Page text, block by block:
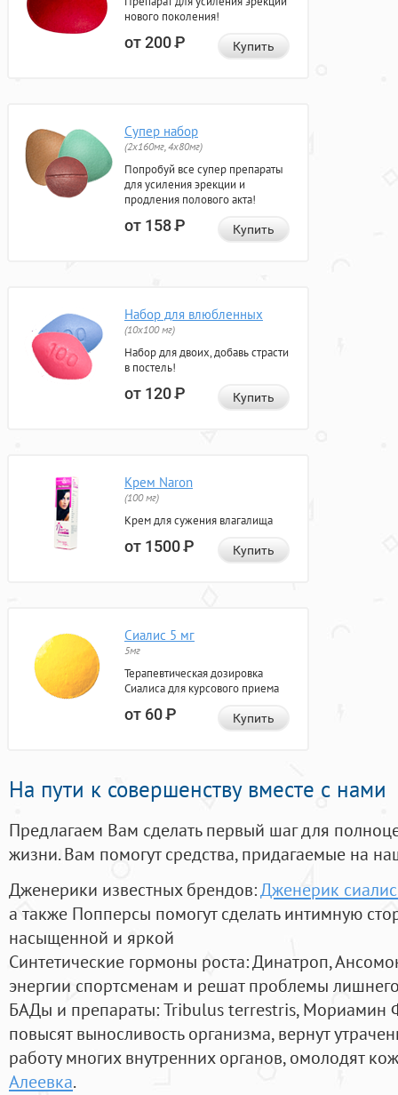
нового поколения!
от 200Р Купить
Супер набор
(2х160мг, 4х80мг)
Попробуй все супер препараты
для усиления эрекции и
продления полового акта!
от 158Р Купить
Набор для влюбленных
(10х100 мг)
Набор для двоих, добавь страсти
в постель!
от 120Р Купить
Крем Naron
(100 мг)
Крем для сужения влагалища
от 1500Р Купить
Сиалис 5 мг
5мг
Терапевтическая дозировка
Сиалиса для курсового приема
от 60Р Купить
На пути к совершенству вместе с нами
Предлагаем Вам сделать первый шаг для
жизни. Вам помогут средства, придагаемые на
Дженерики известных брендов:Дженерик
а также Попперсы помогут сделать интимную
насыщенной и яркой
Синтетические гормоны роста: Динатроп,
энергии спортсменам и решат проблемы
БАДы и препараты:Tribulus terrestris, Мориамин
повысят выносливость организма, вернут
работу многих внутренних органов, омолодят
Алеевка.